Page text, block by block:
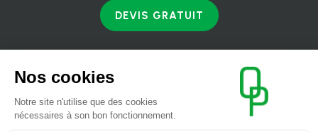
DEVIS GRATUIT